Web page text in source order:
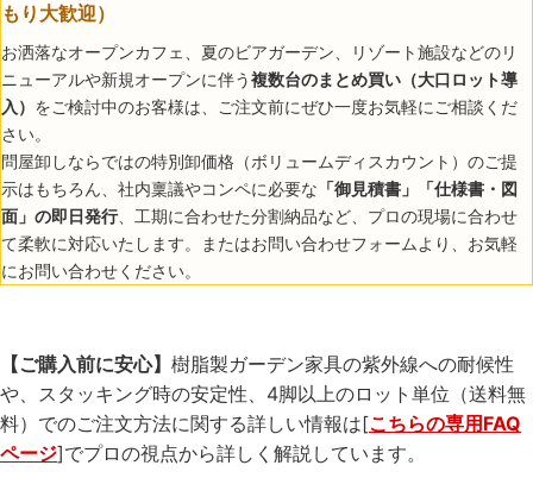
もり大歓迎）
お洒落なオープンカフェ、夏のビアガーデン、リゾート施設などのリ
ニューアルや新規オープンに伴う複数台のまとめ買い（大口ロット導
入） をご検討中のお客様は、ご注文前にぜひ一度お気軽にご相談くだ
さい。
問屋卸しならではの特別卸価格（ボリュームディスカウント）のご提
示はもちろん、社内稟議やコンペに必要な 「御見積書」「仕様書・図
面」の即日発行、工期に合わせた分割納品など、プロの現場に合わせ
て柔軟に対応いたします。またはお問い合わせフォームより、お気軽
にお問い合わせください。
【ご購入前に安心】 樹脂製ガーデン家具の紫外線への耐候性
や、スタッキング時の安定性、4脚以上のロット単位（送料無
料）でのご注文方法に関する詳しい情報は[こちらの専用FAQ
ページ]でプロの視点から詳しく解説しています。